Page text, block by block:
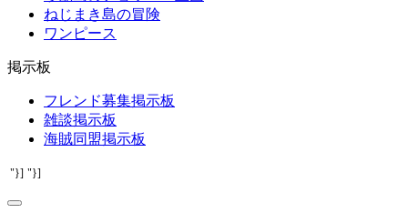
ねじまき島の冒険
ワンピース
掲示板
フレンド募集掲示板
雑談掲示板
海賊同盟掲示板
"}] "}]